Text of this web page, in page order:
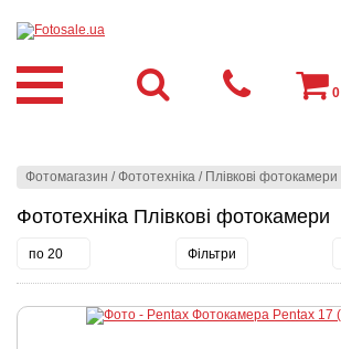
Фотомагазин /Фототехніка / Плівкові фотокамери
Фототехніка Плівкові фотокамери
по 20 Фільтри
0